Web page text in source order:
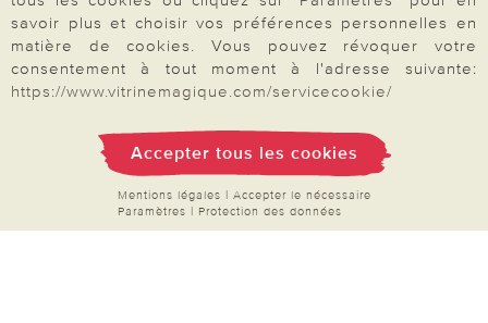
À propos de nous
Besoin d'aide?
savoir plus et choisir vos préférences personnelles en
matière de cookies. Vous pouvez révoquer votre
consentement à tout moment à l'adresse suivante:
https://www.vitrinemagique.com/servicecookie/
Accepter tous les cookies
Mentions légales | Accepter le nécessaire
Paramètres | Protection des données